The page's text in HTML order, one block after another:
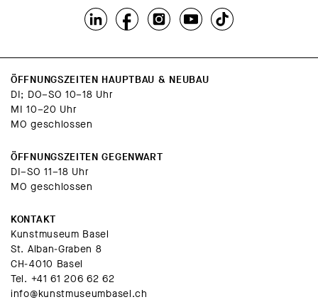
ÖFFNUNGSZEITEN HAUPTBAU & NEUBAU
DI; DO–SO 10–18 Uhr
MI 10–20 Uhr
MO geschlossen
ÖFFNUNGSZEITEN GEGENWART
DI–SO 11–18 Uhr
MO geschlossen
KONTAKT
Kunstmuseum Basel
St. Alban-Graben 8
CH-4010 Basel
Tel. +41 61 206 62 62
info@kunstmuseumbasel.ch